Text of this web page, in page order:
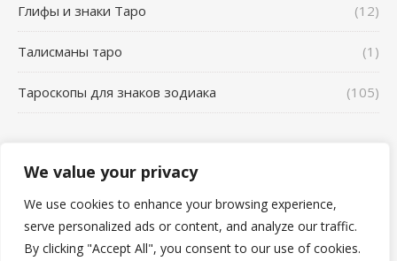
We value your privacy
We use cookies to enhance your browsing experience,
serve personalized ads or content, and analyze our traffic.
By clicking "Accept All", you consent to our use of cookies.
Глифы и знаки Таро (12)
Талисманы таро (1)
Тароскопы для знаков зодиака (105)
Школа Таро AL_VN - 2026 ©
Главная YouTube Сонник
Отзывы о работе Таролога Карина Захарова Школа таро
AL_VN Альвиен
Авторские расклады Тароскопы для знаков зодиака
Глифы и знаки Таро Талисманы таро Разбор ритуалов таро